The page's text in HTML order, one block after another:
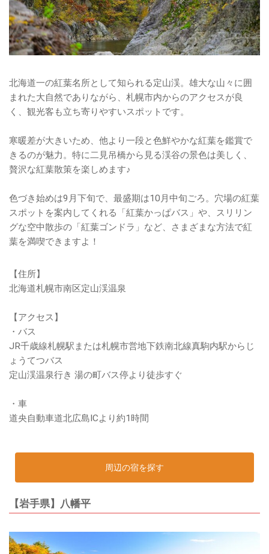
北海道一の紅葉名所として知られる定山渓。雄大な山々に囲
まれた大自然でありながら、札幌市内からのアクセスが良
く、観光客も立ち寄りやすいスポットです。
寒暖差が大きいため、他より一段と色鮮やかな紅葉を鑑賞で
きるのが魅力。特に二見吊橋から見る渓谷の景色は美しく、
贅沢な紅葉散策を楽しめます♪
色づき始めは9月下旬で、最盛期は10月中旬ごろ。穴場の紅葉
スポットを案内してくれる「紅葉かっぱバス」や、スリリン
グな空中散歩の「紅葉ゴンドラ」など、さまざまな方法で紅
葉を満喫できますよ！
【住所】
北海道札幌市南区定山渓温泉
【アクセス】
・バス
JR千歳線札幌駅または札幌市営地下鉄南北線真駒内駅からじ
ょうてつバス
定山渓温泉行き 湯の町バス停より徒歩すぐ
・車
道央自動車道北広島ICより約1時間
周辺の宿を探す
【岩手県】八幡平